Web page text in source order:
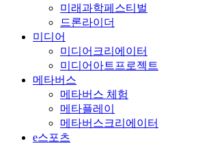
미래과학페스티벌
드론라이더
미디어
미디어크리에이터
미디어아트프로젝트
메타버스
메타버스 체험
메타플레이
메타버스크리에이터
e스포츠